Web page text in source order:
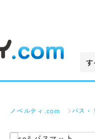
ノベルティ.com バス・